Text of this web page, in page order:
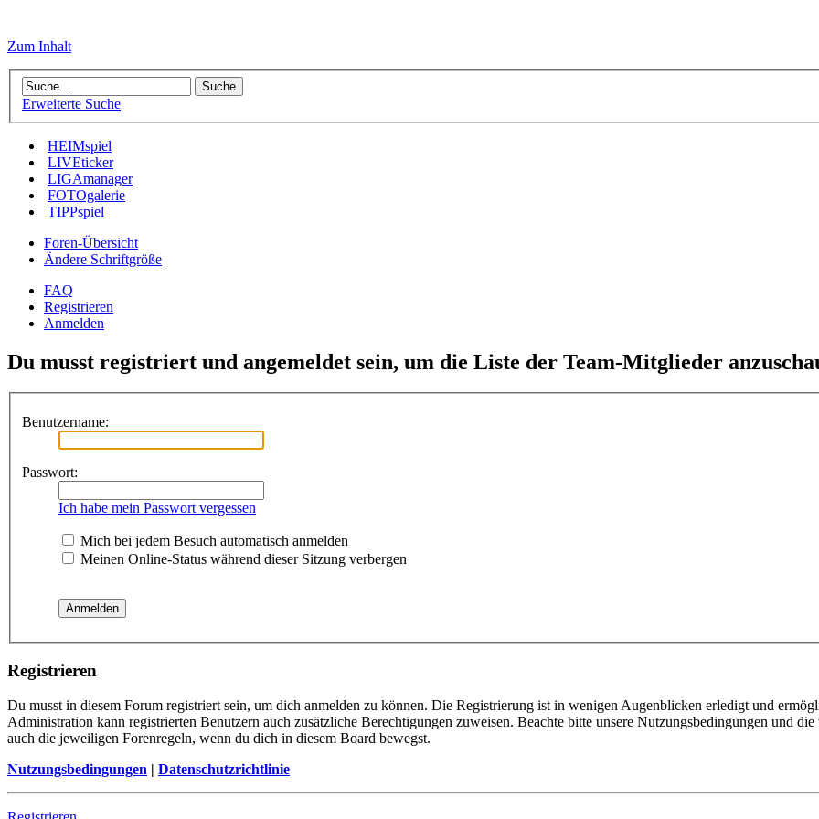
Zum Inhalt
Erweiterte Suche
HEIMspiel
LIVEticker
LIGAmanager
FOTOgalerie
TIPPspiel
Foren-Übersicht
Ändere Schriftgröße
FAQ
Registrieren
Anmelden
Du musst registriert und angemeldet sein, um die Liste der Team-Mitglieder
Benutzername:
Passwort:
Ich habe mein Passwort vergessen
Mich bei jedem Besuch automatisch anmelden
Meinen Online-Status während dieser Sitzung verbergen
Registrieren
Du musst in diesem Forum registriert sein, um dich anmelden zu können. Die Registrierung ist in wenigen Augenblicken erledigt und
Administration kann registrierten Benutzern auch zusätzliche Berechtigungen zuweisen. Beachte bitte unsere Nutzungsbedingungen und
auch die jeweiligen Forenregeln, wenn du dich in diesem Board bewegst.
Nutzungsbedingungen | Datenschutzrichtlinie